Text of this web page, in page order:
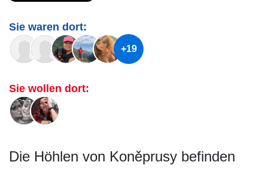
Sie waren dort:
+19
Sie wollen dort:
Die Höhlen von Koněprusy befinden